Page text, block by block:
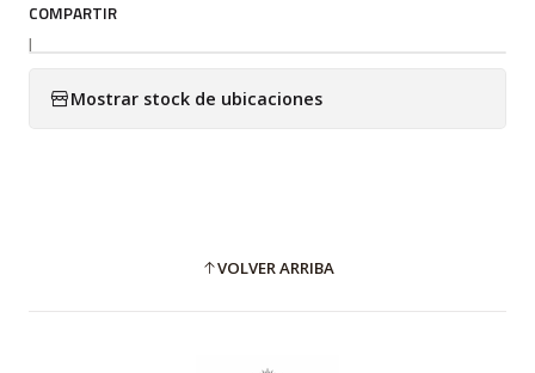
COMPARTIR
|
Mostrar stock de ubicaciones
VOLVER ARRIBA